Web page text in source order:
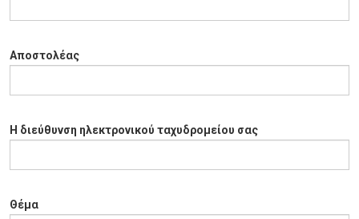
Αποστολέας
Η διεύθυνση ηλεκτρονικού ταχυδρομείου σας
Θέμα